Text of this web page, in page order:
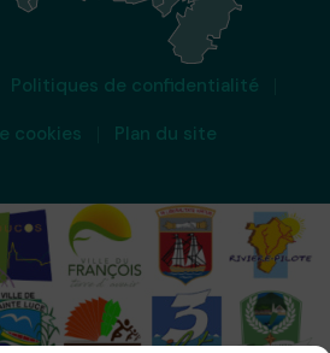
Politiques de confidentialité
cookies
Plan du site